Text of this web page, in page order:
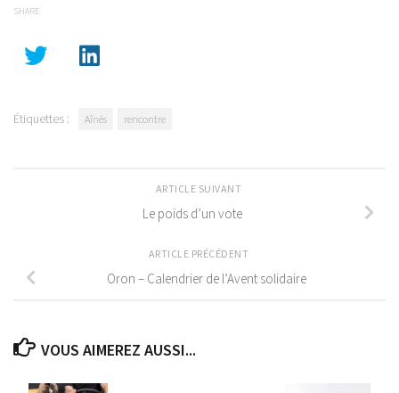
SHARE
Étiquettes : Aînés rencontre
ARTICLE SUIVANT
Le poids d’un vote
ARTICLE PRÉCÉDENT
Oron – Calendrier de l’Avent solidaire
VOUS AIMEREZ AUSSI...